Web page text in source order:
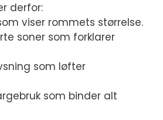
derfor:
viser rommets størrelse.
soner som forklarer
som løfter
som binder alt